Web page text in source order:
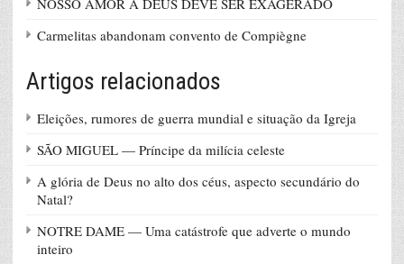
NOSSO AMOR A DEUS DEVE SER EXAGERADO
Carmelitas abandonam convento de Compiègne
Artigos relacionados
Eleições, rumores de guerra mundial e situação da Igreja
SÃO MIGUEL — Príncipe da milícia celeste
A glória de Deus no alto dos céus, aspecto secundário do
Natal?
NOTRE DAME — Uma catástrofe que adverte o mundo
inteiro